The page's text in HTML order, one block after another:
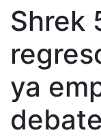
Shrek
ya
debate